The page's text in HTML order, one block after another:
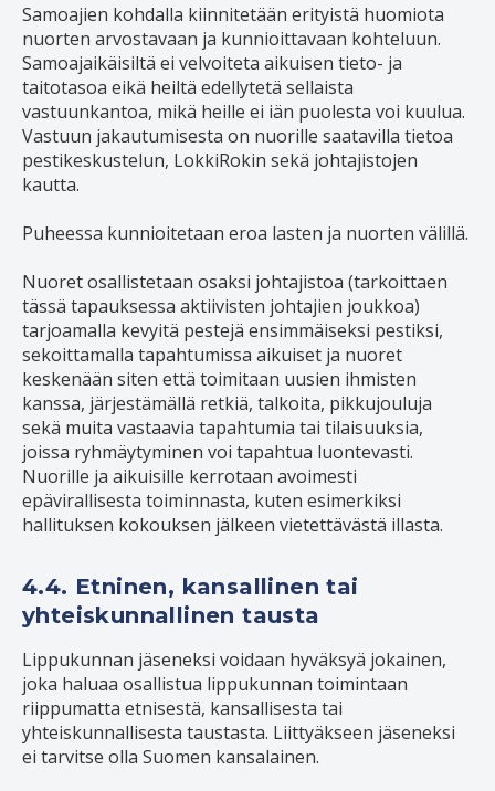
Samoajien kohdalla kiinnitetään erityistä huomiota
nuorten arvostavaan ja kunnioittavaan kohteluun.
Samoajaikäisiltä ei velvoiteta aikuisen tieto- ja
taitotasoa eikä heiltä edellytetä sellaista
vastuunkantoa, mikä heille ei iän puolesta voi kuulua.
Vastuun jakautumisesta on nuorille saatavilla tietoa
pestikeskustelun, LokkiRokin sekä johtajistojen
kautta.
Puheessa kunnioitetaan eroa lasten ja nuorten välillä.
Nuoret osallistetaan osaksi johtajistoa (tarkoittaen
tässä tapauksessa aktiivisten johtajien joukkoa)
tarjoamalla kevyitä pestejä ensimmäiseksi pestiksi,
sekoittamalla tapahtumissa aikuiset ja nuoret
keskenään siten että toimitaan uusien ihmisten
kanssa, järjestämällä retkiä, talkoita, pikkujouluja
sekä muita vastaavia tapahtumia tai tilaisuuksia,
joissa ryhmäytyminen voi tapahtua luontevasti.
Nuorille ja aikuisille kerrotaan avoimesti
epävirallisesta toiminnasta, kuten esimerkiksi
hallituksen kokouksen jälkeen vietettävästä illasta.
4.4. Etninen, kansallinen tai
yhteiskunnallinen tausta
Lippukunnan jäseneksi voidaan hyväksyä jokainen,
joka haluaa osallistua lippukunnan toimintaan
riippumatta etnisestä, kansallisesta tai
yhteiskunnallisesta taustasta. Liittyäkseen jäseneksi
ei tarvitse olla Suomen kansalainen.